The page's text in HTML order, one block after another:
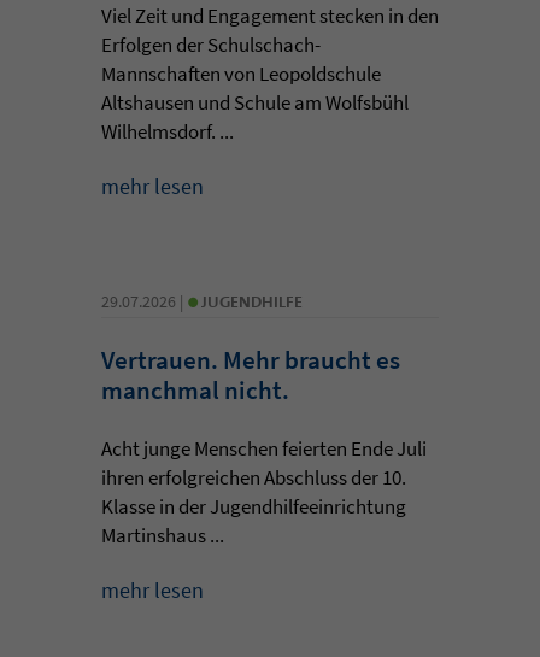
Viel Zeit und Engagement stecken in den
Erfolgen der Schulschach-
Mannschaften von Leopoldschule
Altshausen und Schule am Wolfsbühl
Wilhelmsdorf. ...
mehr lesen
29.07.2026 | • JUGENDHILFE
Vertrauen. Mehr braucht es
manchmal nicht.
Acht junge Menschen feierten Ende Juli
ihren erfolgreichen Abschluss der 10.
Klasse in der Jugendhilfeeinrichtung
Martinshaus ...
mehr lesen